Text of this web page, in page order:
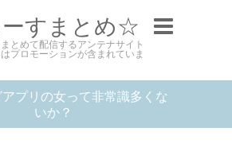
すまとめ☆
とめて配信するアンテナサイト
プロモーションが含まれていま
プリの女って非常識多くな
いか？